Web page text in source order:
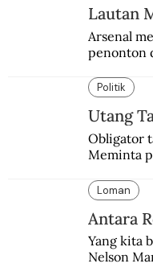
Lautan
Arsenal
penonton
silam.
Politik
Utang
Obligator
Meminta
Loman
Antara
Yang kita
Nelson